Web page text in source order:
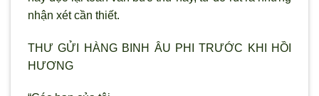
nhận xét cần thiết.
THƯ GỬI HÀNG BINH ÂU PHI TRƯỚC KHI HỒI
HƯƠNG